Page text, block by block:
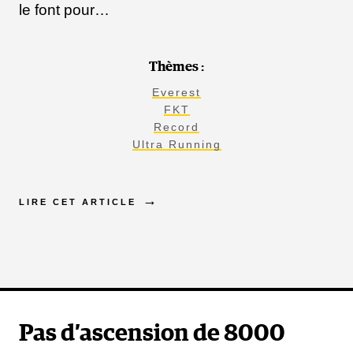
le font pour…
Thèmes :
Everest
FKT
Record
Ultra Running
LIRE CET ARTICLE
Pas d’ascension de 8000